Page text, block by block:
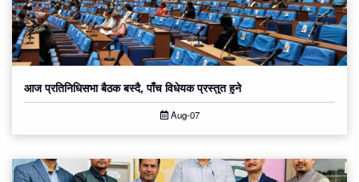
आज प्रतिनिधिसभा बैठक बस्दै, पाँच विधेयक प्रस्तुत हुने
Aug-07